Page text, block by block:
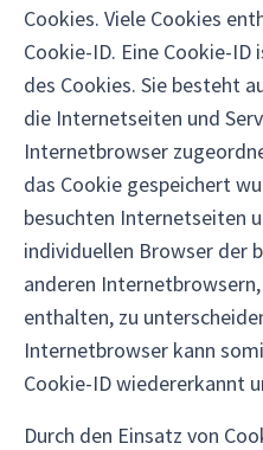
Cookies. Viele Cookies
Cookie-ID. Eine Cookie-
des Cookies. Sie besteht
die Internetseiten und
Internetbrowser
das Cookie gespeichert
besuchten Internetseiten
individuellen Browser der
anderen
enthalten, zu
Internetbrowser kann
Cookie-ID wiedererkannt
Durch den Einsatz von